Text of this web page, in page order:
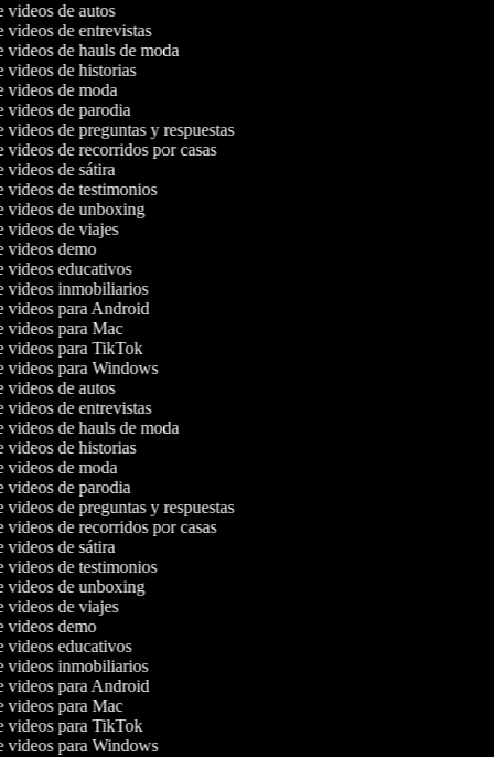
videos de autos
videos de entrevistas
videos de hauls de moda
videos de historias
videos de moda
videos de parodia
videos de preguntas y respuestas
videos de recorridos por casas
videos de sátira
videos de testimonios
videos de unboxing
videos de viajes
videos demo
videos educativos
videos inmobiliarios
videos para Android
videos para Mac
videos para TikTok
videos para Windows
videos de autos
videos de entrevistas
videos de hauls de moda
videos de historias
videos de moda
videos de parodia
videos de preguntas y respuestas
videos de recorridos por casas
videos de sátira
videos de testimonios
videos de unboxing
videos de viajes
videos demo
videos educativos
videos inmobiliarios
videos para Android
videos para Mac
videos para TikTok
videos para Windows